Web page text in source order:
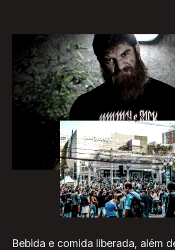
[caption id="attachment_1539"
align="aligncenter" width="300"]
Bebida e comida liberada, além